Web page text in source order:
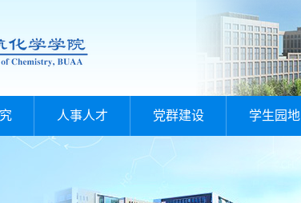
人事人才 党群建设 学生园地